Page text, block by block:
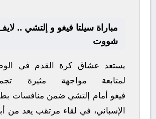
مباراة سيلتا فيغو و إلتشي ..
شووت
يستعد عشاق كرة القدم في
لمتابعة مواجهة مثيرة
فيغو أمام إلتشي ضمن منافسات
الإسباني، في لقاء مرتقب يعد من